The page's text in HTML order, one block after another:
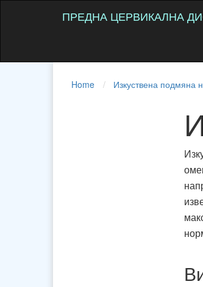
ПРЕДНА ЦЕРВИКАЛНА
Home Изкуствена подмяна